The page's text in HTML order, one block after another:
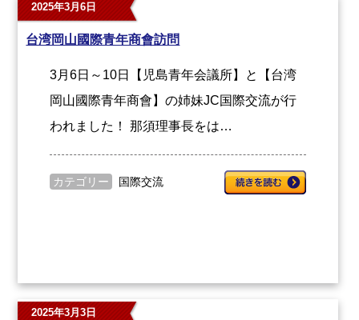
2025年3月6日
台湾岡山國際青年商會訪問
3月6日～10日【児島青年会議所】と【台湾
岡山國際青年商會】の姉妹JC国際交流が行
われました！ 那須理事長をは…
カテゴリー 国際交流
2025年3月3日